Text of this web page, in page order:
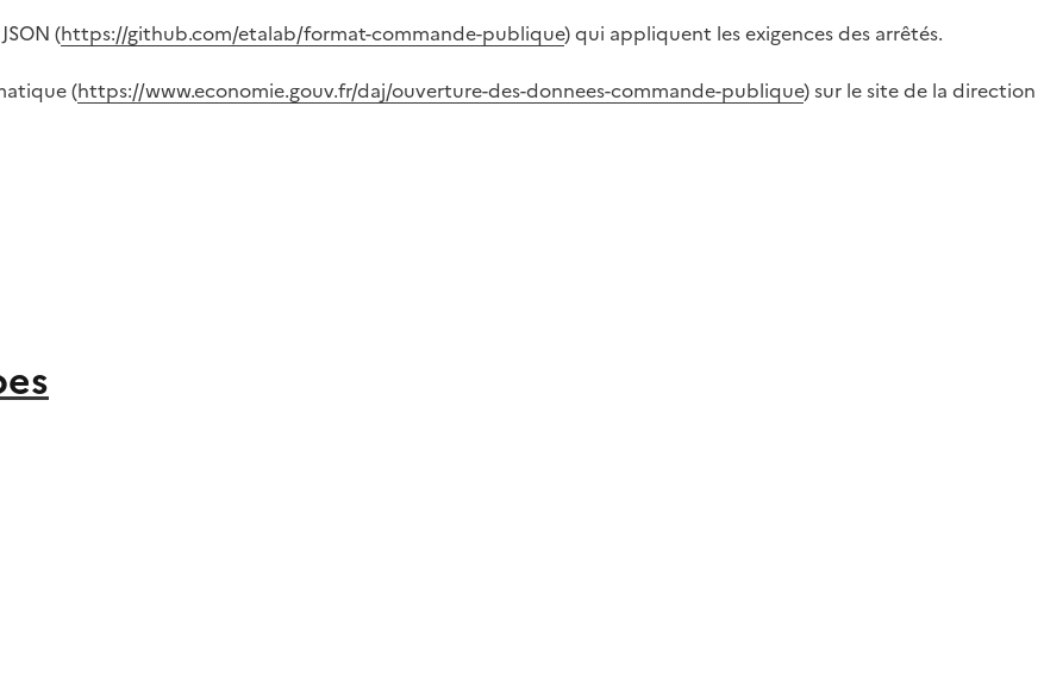
(https://github.com/etalab/format-commande-publique) qui appliquent les exigences des arrêtés.
(https://www.economie.gouv.fr/daj/ouverture-des-donnees-commande-publique) sur le site de la direction